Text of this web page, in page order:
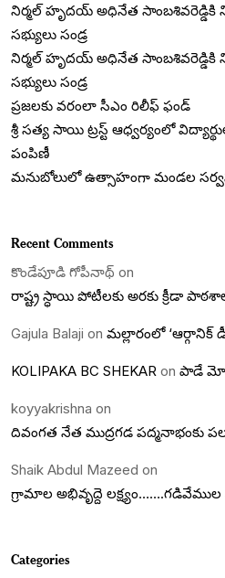
నిర్మల్ హృదయ్ అధినేత
సభ్యులు సండ్ర
నిర్మల్ హృదయ్ అధినేత
సభ్యులు సండ్ర
ప్రజలకు వరంలా సీఎం రిలీఫ్ ఫండ్
శ్రీ సత్య సాయి ట్రస్ట్ ఆధ్వర్యంలో
పంపిణీ
మనుబోలులో ఉత్సాహంగా మండల
Recent Comments
కొండేపూడి గోపీనాథ్ on
రాష్ట్ర స్ధాయి పోటీలకు అరకు క్రీడా
Gajula Balaji on మల్లారంలో ‘ఆర్గానిక్
KOLIPAKA BC SHEKAR on పాడే
koyyakrishna on
దివంగత నేత ముద్రగడ పద్మనాభంకు
Shaik Abdul Mazeed on
గ్రామాల అభివృద్దె
Categories